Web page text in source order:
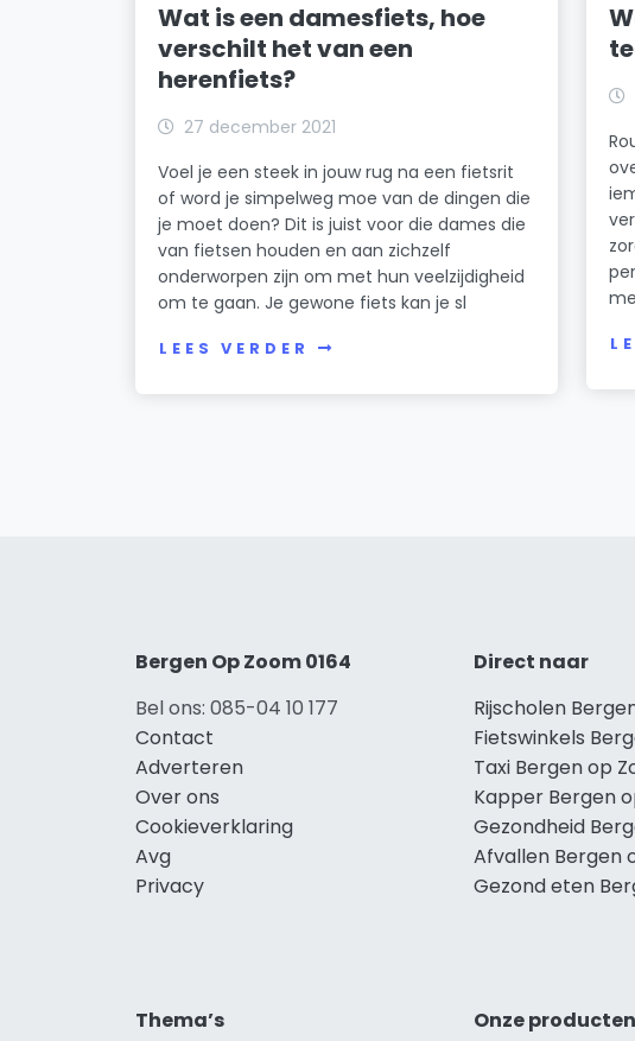
Wat is een damesfiets, hoe
verschilt het van een
herenfiets?
27 december 2021
Voel je een steek in jouw rug na een fietsrit
of word je simpelweg moe van de dingen die
je moet doen? Dit is juist voor die dames die
van fietsen houden en aan zichzelf
onderworpen zijn om met hun veelzijdigheid
om te gaan. Je gewone fiets kan je sl
LEES VERDER
Bergen Op Zoom 0164
Bel ons: 085-04 10 177
Contact
Adverteren
Over ons
Cookieverklaring
Avg
Privacy
Direct naar
Rijscholen
Fietswinkels
Taxi Bergen op
Kapper Bergen
Gezondheid
Afvallen Bergen
Gezond eten
Thema’s Onze producten